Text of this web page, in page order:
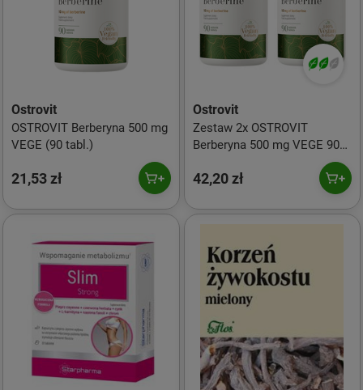
Ostrovit
OSTROVIT Berberyna 500 mg
VEGE (90 tabl.)
21,53 zł
Ostrovit
Zestaw 2x OSTROVIT
Berberyna 500 mg VEGE 90
42,20 zł